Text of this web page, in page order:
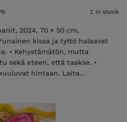
1 in stock
2024, 70 × 50 cm,
kissa ja tyttö halaavat
• Kehystämätön, mutta
hintaan. Laita
70 × 50 cm, acrylic painting on
hugging each other in blissful